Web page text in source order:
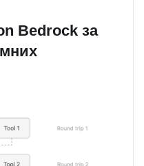
Bedrock за